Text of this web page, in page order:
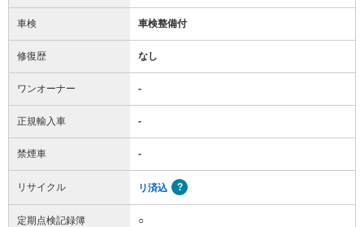
車検 車検整備付
修復歴 なし
ワンオーナー -
正規輸入車 -
禁煙車 -
リサイクル リ済込
定期点検記録簿 ○